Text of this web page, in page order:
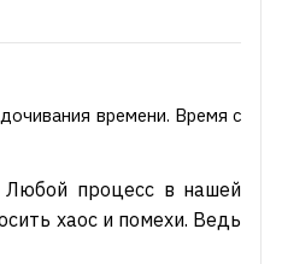
времени. Время с
Любой процесс в нашей
хаос и помехи. Ведь